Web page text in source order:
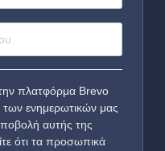
πλατφόρμα Brevo
ενημερωτικών μας
αυτής της
ότι τα προσωπικά